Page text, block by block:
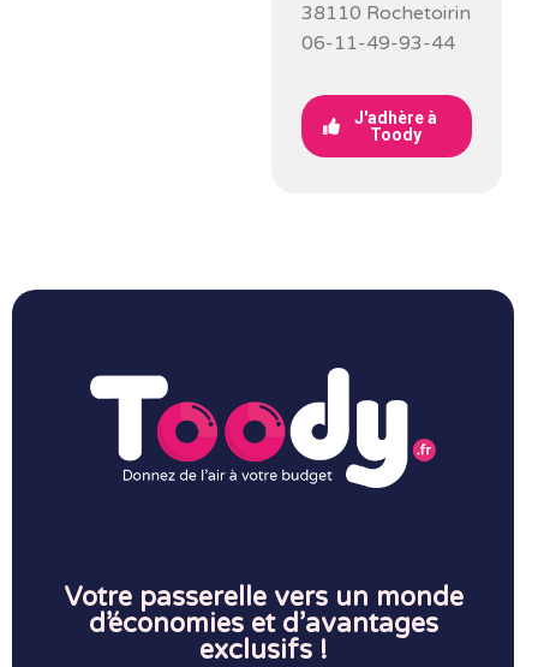
38110 Rochetoirin
06-11-49-93-44
J'adhère à
Toody
Votre passerelle vers un monde
d’économies et d’avantages
exclusifs !